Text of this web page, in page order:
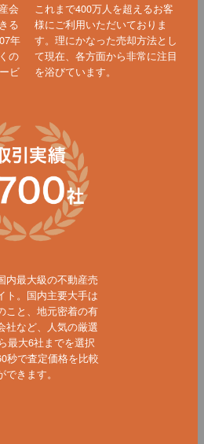
会
る
年
の
ビ
これまで400万人を超えるお客
様にご利用いただいておりま
す。理にかなった売却方法とし
て現在、各方面から非常に注目
を浴びています。
内最大級の不動産売
ト。国内主要大手は
こと、地元密着の有
社など、人気の厳選
最大6社までを選択
秒で査定価格を比較
きます。